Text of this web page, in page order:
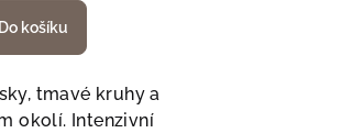
Do košíku
tmavé kruhy a
okolí. Intenzivní